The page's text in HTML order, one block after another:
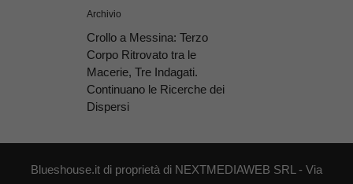
Archivio
Crollo a Messina: Terzo
Corpo Ritrovato tra le
Macerie, Tre Indagati.
Continuano le Ricerche dei
Dispersi
Blueshouse.it di proprietà di NEXTMEDIAWEB SRL - Via